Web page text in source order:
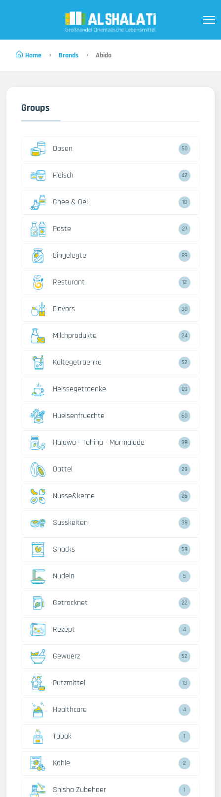
Home Brands Abido
Groups
Dosen 50
Fleisch 42
Ghee & Oel 18
Paste 27
Eingelegte 89
Resturant 12
Flavors 30
Milchprodukte 24
Kaltegetraenke 52
Heissegetraenke 89
Huelsenfruechte 60
Halawa - Tahina - Marmalade 38
Dattel 29
Nusse&kerne 26
Susskeiten 38
Snacks 59
Nudeln 5
Getrocknet 22
Rezept 4
Gewuerz 52
Putzmittel 13
Healthcare 4
Tabak 1
Kohle 2
Shisha Zubehoer 1